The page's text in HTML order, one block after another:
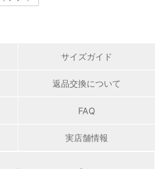
サイズガイド
返品交換について
FAQ
実店舗情報